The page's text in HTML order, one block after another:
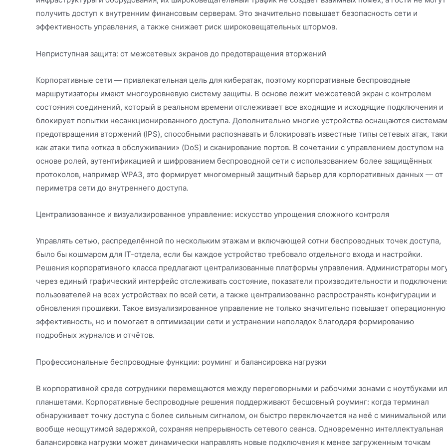
получить доступ к внутренним финансовым серверам. Это значительно повышает безопасность сети и
эффективность управления, а также снижает риск широковещательных штормов.
Неприступная защита: от межсетевых экранов до предотвращения вторжений
Корпоративные сети — привлекательная цель для кибератак, поэтому корпоративные беспроводные
маршрутизаторы имеют многоуровневую систему защиты. В основе лежит межсетевой экран с контролем
состояния соединений, который в реальном времени отслеживает все входящие и исходящие подключения и
блокирует попытки несанкционированного доступа. Дополнительно многие устройства оснащаются
предотвращения вторжений (IPS), способными распознавать и блокировать известные типы сетевых атак,
как атаки типа «отказ в обслуживании» (DoS) и сканирование портов. В сочетании с управлением доступом на
основе ролей, аутентификацией и шифрованием беспроводной сети с использованием более защищённых
протоколов, например WPA3, это формирует многомерный защитный барьер для корпоративных данных — от
периметра сети до внутреннего доступа.
Централизованное и визуализированное управление: искусство упрощения сложного контроля
Управлять сетью, распределённой по нескольким этажам и включающей сотни беспроводных точек доступа,
было бы кошмаром для IT-отдела, если бы каждое устройство требовало отдельного входа и настройки.
Решения корпоративного класса предлагают централизованные платформы управления. Администраторы
через единый графический интерфейс отслеживать состояние, показатели производительности и
пользователей на всех устройствах по всей сети, а также централизованно распространять конфигурации и
обновления прошивки. Такое визуализированное управление не только значительно повышает операционную
эффективность, но и помогает в оптимизации сети и устранении неполадок благодаря формированию
подробных журналов и отчётов.
Профессиональные беспроводные функции: роуминг и балансировка нагрузки
В корпоративной среде сотрудники перемещаются между переговорными и рабочими зонами с ноутбуками
планшетами. Корпоративные беспроводные решения поддерживают бесшовный роуминг: когда терминал
обнаруживает точку доступа с более сильным сигналом, он быстро переключается на неё с минимальной или
вообще неощутимой задержкой, сохраняя непрерывность сетевого сеанса. Одновременно интеллектуальная
балансировка нагрузки может динамически направлять новые подключения к менее загруженным точкам